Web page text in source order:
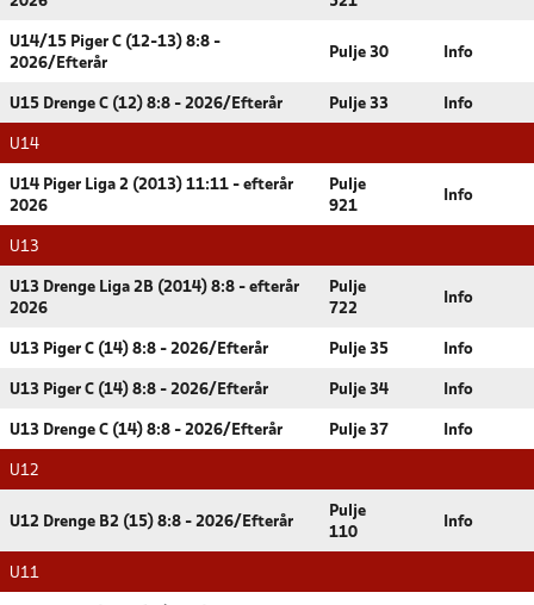
U14/15 Piger C (12-13) 8:8 -
2026/Efterår
Pulje 30 Info
U15 Drenge C (12) 8:8 - 2026/Efterår Pulje 33 Info
U14
U14 Piger Liga 2 (2013) 11:11 - efterår
2026
Pulje
921
Info
U13
U13 Drenge Liga 2B (2014) 8:8 - efterår
2026
Pulje
722
Info
U13 Piger C (14) 8:8 - 2026/Efterår Pulje 35 Info
U13 Piger C (14) 8:8 - 2026/Efterår Pulje 34 Info
U13 Drenge C (14) 8:8 - 2026/Efterår Pulje 37 Info
U12
U12 Drenge B2 (15) 8:8 - 2026/Efterår
Pulje
110
Info
U11